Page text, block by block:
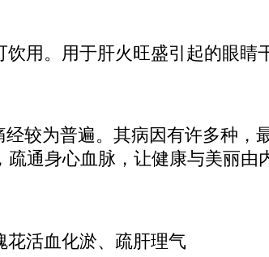
用。用于肝火旺盛引起的眼睛
较为普遍。其病因有许多种，
通身心血脉，让健康与美丽由
花活血化淤、疏肝理气